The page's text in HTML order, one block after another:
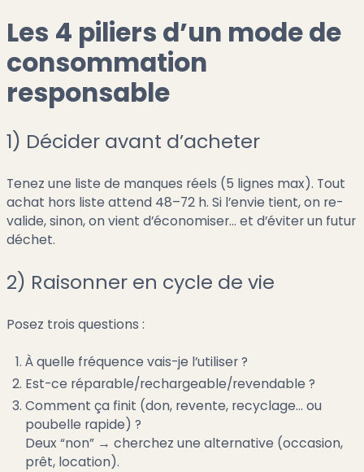
Les 4 piliers d’un mode de
consommation
responsable
1) Décider avant d’acheter
Tenez une liste de manques réels (5 lignes max). Tout
achat hors liste attend 48–72 h. Si l’envie tient, on re-
valide, sinon, on vient d’économiser… et d’éviter un futur
déchet.
2) Raisonner en cycle de vie
Posez trois questions :
À quelle fréquence vais-je l’utiliser ?
Est-ce réparable/rechargeable/revendable ?
Comment ça finit (don, revente, recyclage… ou
poubelle rapide) ?
Deux “non” → cherchez une alternative (occasion,
prêt, location).